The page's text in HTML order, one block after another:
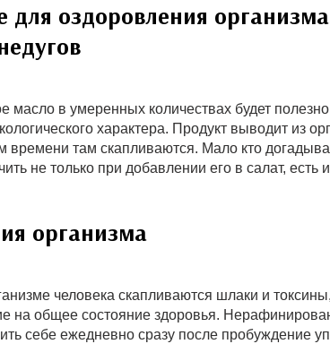
для оздоровления
масло в умеренных количествах будет
характера. Продукт выводит из
времени там скапливаются. Мало кто
не только при добавлении его в салат, есть
организма
человека скапливаются шлаки и
на общее состояние здоровья.
себе ежедневно сразу после пробуждение